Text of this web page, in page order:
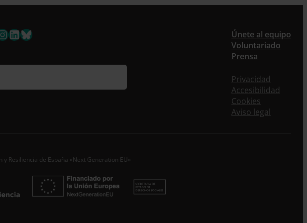
Si quieres recibir nuestra newsletter mensual y los
información, no dejes de completar este formulario.
Al instante, te daremos de alta en nuestra base de
datos y podrás estar al tanto de todas las novedades.
Correo electrónico *
LinkedIn
Bluesky
Únete al equipo
Voluntariado
Prensa
Privacidad
Accesibilidad
Cookies
Aviso legal
Resiliencia de España «Next Generation EU»